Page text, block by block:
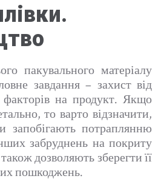
пакувального матеріалу
завдання – захист від
факторів на продукт. Якщо
то варто відзначити,
запобігають потраплянню
забруднень на покриту
дозволяють зберегти її
пошкоджень.